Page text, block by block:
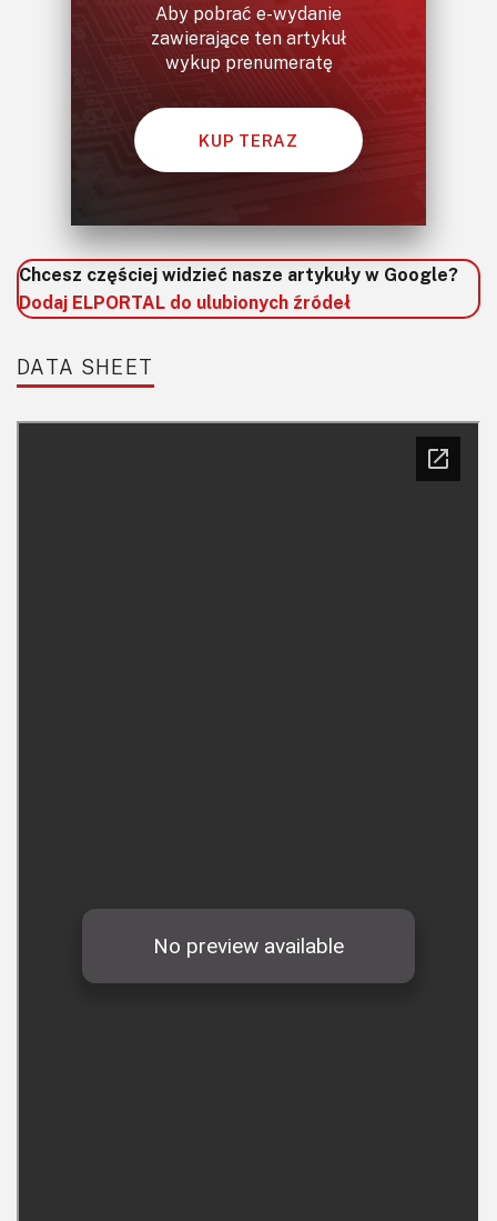
Aby pobrać e-wydanie
zawierające ten artykuł
wykup prenumeratę
KUP TERAZ
Chcesz częściej widzieć nasze artykuły w Google?
Dodaj ELPORTAL do ulubionych źródeł
DATA SHEET